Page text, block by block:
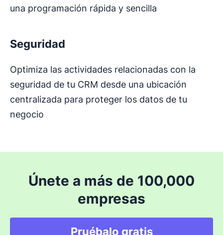
una programación rápida y sencilla
Seguridad
Optimiza las actividades relacionadas con la
seguridad de tu CRM desde una ubicación
centralizada para proteger los datos de tu
negocio
Únete a más de 100,000
empresas
Pruébalo gratis